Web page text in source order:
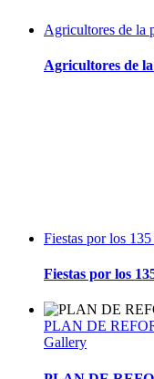
Agricultores de la
Agricultores de
Fiestas por los
Fiestas por los
PLAN DE
Gallery